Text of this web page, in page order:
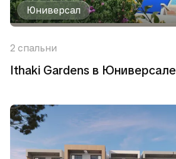
Юниверсал
2 спальни
Ithaki Gardens в Юниверсале